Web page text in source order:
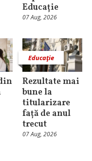
Educație
07 Aug, 2026
Educaţie
Rezultate mai
bune la
titularizare
față de anul
trecut
07 Aug, 2026